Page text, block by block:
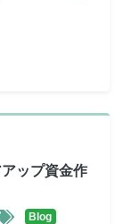
ップ資金作
Blog